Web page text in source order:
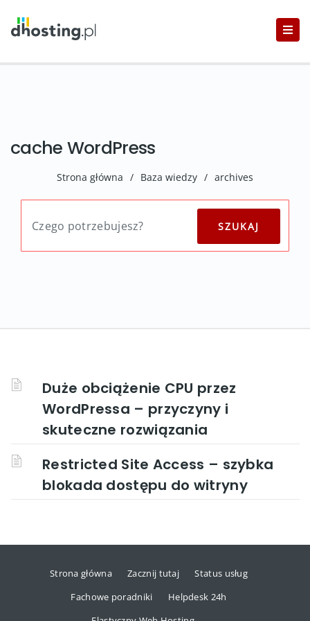
cache WordPress
Strona główna / Baza wiedzy / archives
Duże obciążenie CPU przez
WordPressa – przyczyny i
skuteczne rozwiązania
Restricted Site Access – szybka
blokada dostępu do witryny
Strona główna Zacznij tutaj
Status usług
Fachowe poradniki
Helpdesk 24h